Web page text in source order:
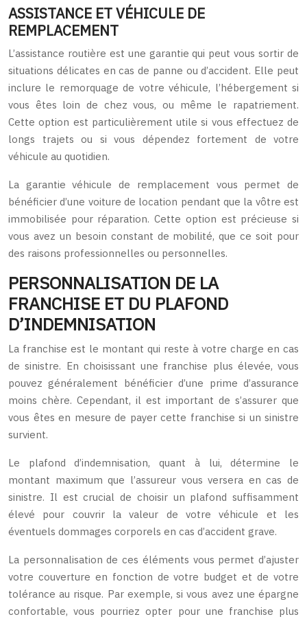
ASSISTANCE ET VÉHICULE DE
REMPLACEMENT
L’assistance routière est une garantie qui peut vous sortir de
situations délicates en cas de panne ou d’accident. Elle peut
inclure le remorquage de votre véhicule, l’hébergement si
vous êtes loin de chez vous, ou même le rapatriement.
Cette option est particulièrement utile si vous effectuez de
longs trajets ou si vous dépendez fortement de votre
véhicule au quotidien.
La garantie véhicule de remplacement vous permet de
bénéficier d’une voiture de location pendant que la vôtre est
immobilisée pour réparation. Cette option est précieuse si
vous avez un besoin constant de mobilité, que ce soit pour
des raisons professionnelles ou personnelles.
PERSONNALISATION DE LA
FRANCHISE ET DU PLAFOND
D’INDEMNISATION
La franchise est le montant qui reste à votre charge en cas
de sinistre. En choisissant une franchise plus élevée, vous
pouvez généralement bénéficier d’une prime d’assurance
moins chère. Cependant, il est important de s’assurer que
vous êtes en mesure de payer cette franchise si un sinistre
survient.
Le plafond d’indemnisation, quant à lui, détermine le
montant maximum que l’assureur vous versera en cas de
sinistre. Il est crucial de choisir un plafond suffisamment
élevé pour couvrir la valeur de votre véhicule et les
éventuels dommages corporels en cas d’accident grave.
La personnalisation de ces éléments vous permet d’ajuster
votre couverture en fonction de votre budget et de votre
tolérance au risque. Par exemple, si vous avez une épargne
confortable, vous pourriez opter pour une franchise plus